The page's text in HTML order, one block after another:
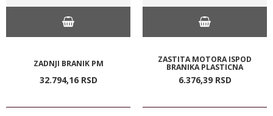
ZADNJI BRANIK PM
32.794,16 RSD
ZASTITA MOTORA ISPOD
BRANIKA PLASTICNA
6.376,39 RSD